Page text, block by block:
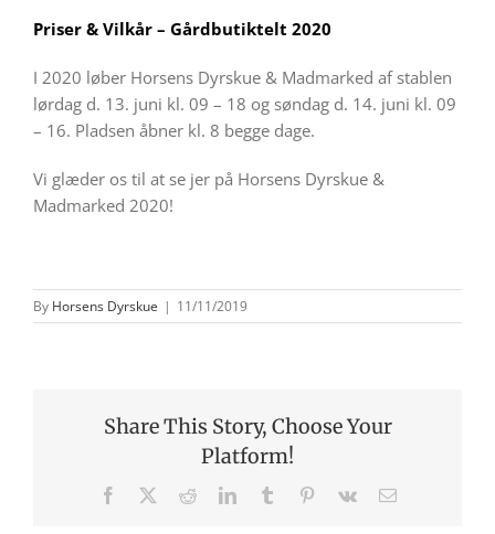
Priser & Vilkår – Gårdbutiktelt 2020
I 2020 løber Horsens Dyrskue & Madmarked af stablen
lørdag d. 13. juni kl. 09 – 18 og søndag d. 14. juni kl. 09
– 16. Pladsen åbner kl. 8 begge dage.
Vi glæder os til at se jer på Horsens Dyrskue &
Madmarked 2020!
By Horsens Dyrskue | 11/11/2019
Share This Story, Choose Your
Platform!
Facebook RedditLinkedInTumblr Pinterest
Vk
E-